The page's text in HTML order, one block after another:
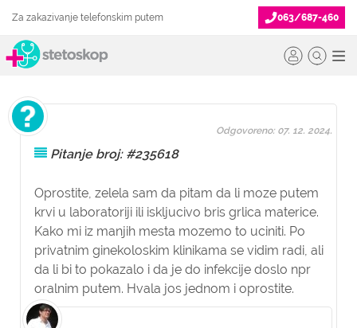
Za zakazivanje telefonskim putem 063/687-460
Pitanje broj: #235618
Oprostite, zelela sam da pitam da li moze putem
krvi u laboratoriji ili iskljucivo bris grlica materice.
Kako mi iz manjih mesta mozemo to uciniti. Po
privatnim ginekoloskim klinikama se vidim radi, ali
da li bi to pokazalo i da je do infekcije doslo npr
oralnim putem. Hvala jos jednom i oprostite.
Odgovoreno: 07. 12. 2024.